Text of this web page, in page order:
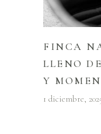
FINCA
LLENO
Y
1 diciembre,